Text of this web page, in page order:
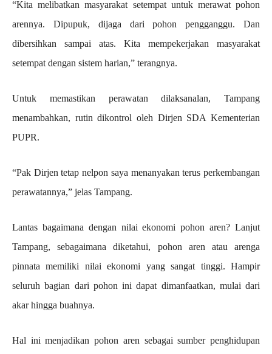
“Kita melibatkan masyarakat setempat untuk merawat pohon
arennya. Dipupuk, dijaga dari pohon pengganggu. Dan
dibersihkan sampai atas. Kita mempekerjakan masyarakat
setempat dengan sistem harian,” terangnya.
Untuk memastikan perawatan dilaksanalan, Tampang
menambahkan, rutin dikontrol oleh Dirjen SDA Kementerian
PUPR.
“Pak Dirjen tetap nelpon saya menanyakan terus perkembangan
perawatannya,” jelas Tampang.
Lantas bagaimana dengan nilai ekonomi pohon aren? Lanjut
Tampang, sebagaimana diketahui, pohon aren atau arenga
pinnata memiliki nilai ekonomi yang sangat tinggi. Hampir
seluruh bagian dari pohon ini dapat dimanfaatkan, mulai dari
akar hingga buahnya.
Hal ini menjadikan pohon aren sebagai sumber penghidupan